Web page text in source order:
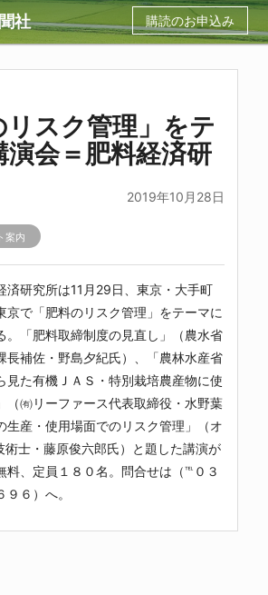
社 購読のお申込み
リスク管理」をテ
演会＝肥料経済研
2019年10月28日
案内
済研究所は11月29日、東京・大手町
京で「肥料のリスク管理」をテーマに
。「肥料取締制度の見直し」（農水省
長補佐・野島夕紀氏）、「農林水産省
見た有機ＪＡＳ・特別栽培農産物に使
（㈲リーファース代表取締役・水野葉
生産・使用場面でのリスク管理」（オ
術士・藤原俊六郎氏）と題した講演が
料、定員１８０名。問合せは（℡０３
６）へ。